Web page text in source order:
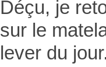
Déçu, je
sur le
lever du